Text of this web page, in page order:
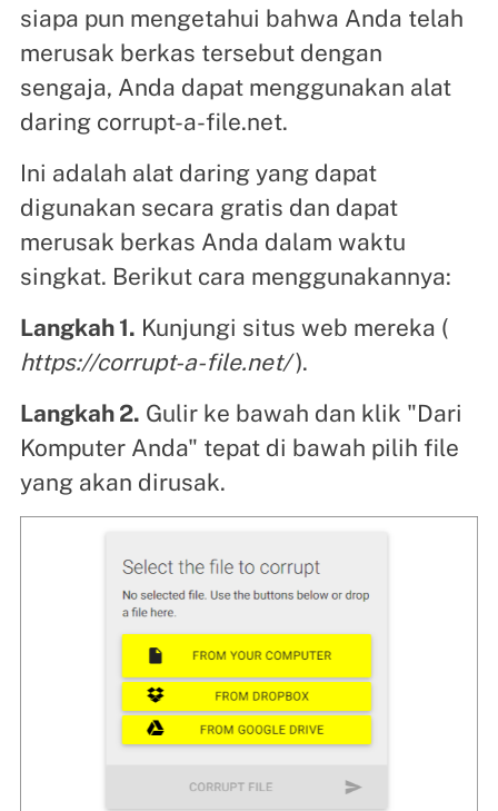
siapa pun mengetahui bahwa Anda telah
merusak berkas tersebut dengan
sengaja, Anda dapat menggunakan alat
daring corrupt-a-file.net.
Ini adalah alat daring yang dapat
digunakan secara gratis dan dapat
merusak berkas Anda dalam waktu
singkat. Berikut cara menggunakannya:
Langkah 1. Kunjungi situs web mereka (
https://corrupt-a-file.net/).
Langkah 2. Gulir ke bawah dan klik "Dari
Komputer Anda" tepat di bawah pilih file
yang akan dirusak.